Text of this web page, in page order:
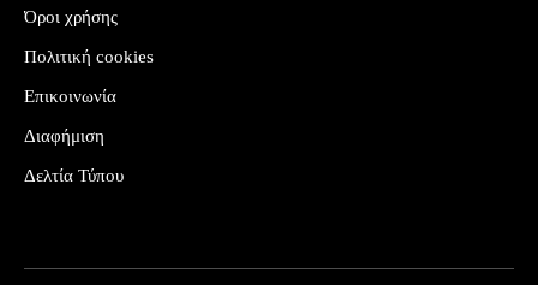
Όροι χρήσης
Πολιτική cookies
Επικοινωνία
Διαφήμιση
Δελτία Τύπου